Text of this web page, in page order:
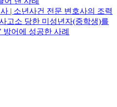
| 소년사건 전문 변호사의 조력
고소 당한 미성년자(중학생)를
방어에 성공한 사례